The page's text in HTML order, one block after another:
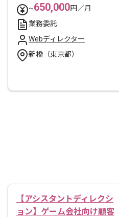
~650,000円／月
業務委託
Webディレクター
新橋（東京都）
【アシスタントディレクシ
ョン】ゲーム会社向け顧客